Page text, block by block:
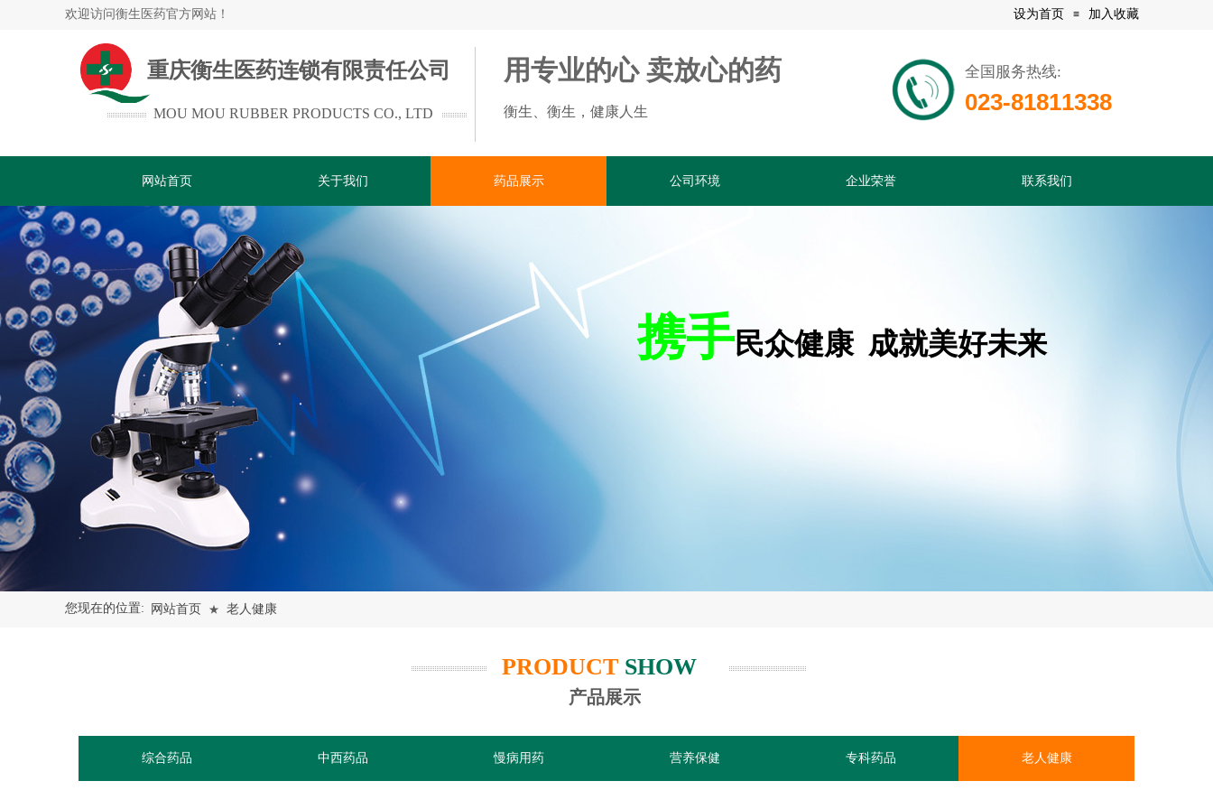
设为首页 ≡ 加入收藏
欢迎访问衡生医药官方网站！
MOU MOU RUBBER PRODUCTS CO., LTD
用专业的心 卖放心的药
衡生、衡生，健康人生
全国服务热线:
023-81811338
重庆衡生医药连锁有限责任公司
网站首页 关于我们 药品展示 公司环境 企业荣誉 联系我们
携手民众健康 成就美好未来
您现在的位置: 网站首页 ★ 老人健康
PRODUCT SHOW
产品展示
综合药品 中西药品 慢病用药 营养保健 专科药品 老人健康